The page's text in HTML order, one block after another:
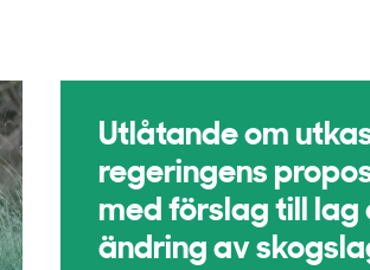
Utlåtande om
regeringens
med förslag till lag
ändring av